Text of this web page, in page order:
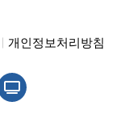
개인정보처리방침